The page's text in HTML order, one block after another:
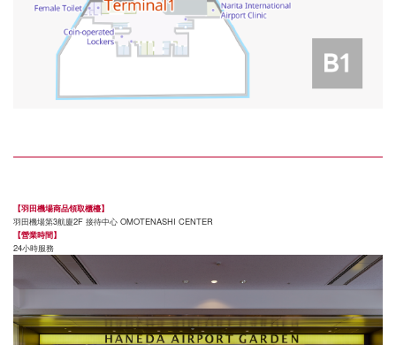
【羽田機場商品領取櫃檯】
羽田機場第3航廈2F 接待中心 OMOTENASHI CENTER
【營業時間】
24小時服務